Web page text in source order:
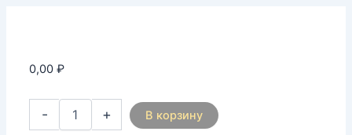
0,00₽
- + В корзину